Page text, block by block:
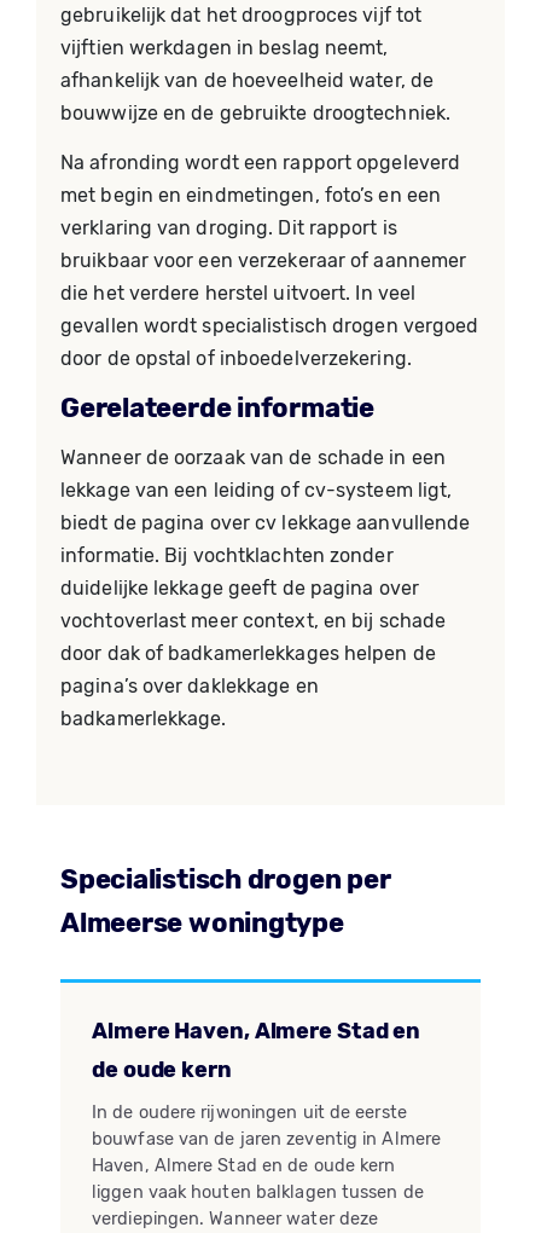
gebruikelijk dat het droogproces vijf tot
vijftien werkdagen in beslag neemt,
afhankelijk van de hoeveelheid water, de
bouwwijze en de gebruikte droogtechniek.
Na afronding wordt een rapport opgeleverd
met begin en eindmetingen, foto’s en een
verklaring van droging. Dit rapport is
bruikbaar voor een verzekeraar of aannemer
die het verdere herstel uitvoert. In veel
gevallen wordt specialistisch drogen vergoed
door de opstal of inboedelverzekering.
Gerelateerde informatie
Wanneer de oorzaak van de schade in een
lekkage van een leiding of cv-systeem ligt,
biedt de pagina over cv lekkage aanvullende
informatie. Bij vochtklachten zonder
duidelijke lekkage geeft de pagina over
vochtoverlast meer context, en bij schade
door dak of badkamerlekkages helpen de
pagina’s over daklekkage en
badkamerlekkage.
Specialistisch drogen per
Almeerse woningtype
Almere Haven, Almere Stad en
de oude kern
In de oudere rijwoningen uit de eerste
bouwfase van de jaren zeventig in Almere
Haven, Almere Stad en de oude kern
liggen vaak houten balklagen tussen de
verdiepingen. Wanneer water deze